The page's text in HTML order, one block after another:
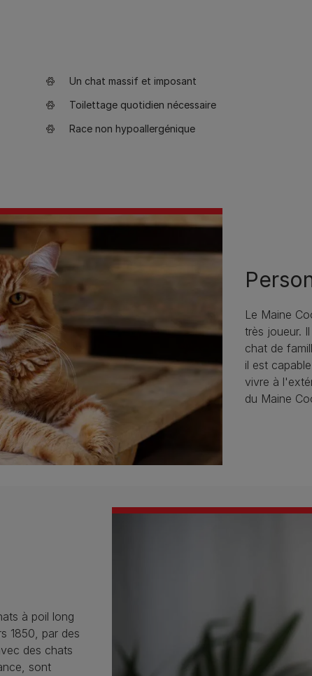
Un chat massif et imposant
Toilettage quotidien nécessaire
Race non hypoallergénique
Le Maine
très joueur.
chat de
il est
vivre à
du Maine
à poil long
1850, par des
des chats
sont